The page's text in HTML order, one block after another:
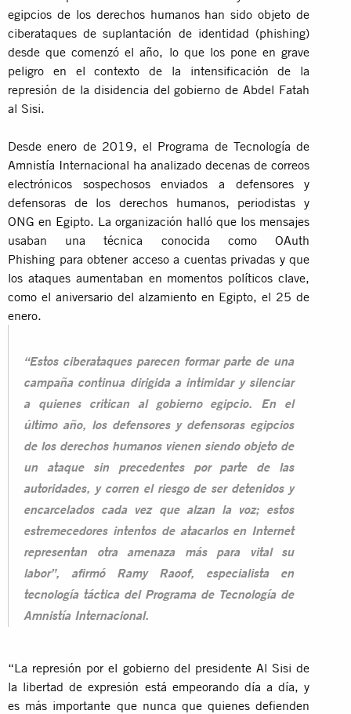
egipcios de los derechos humanos han sido objeto de
ciberataques de suplantación de identidad (phishing)
desde que comenzó el año, lo que los pone en grave
peligro en el contexto de la intensificación de la
represión de la disidencia del gobierno de Abdel Fatah
al Sisi.
Desde enero de 2019, el Programa de Tecnología de
Amnistía Internacional ha analizado decenas de correos
electrónicos sospechosos enviados a defensores y
defensoras de los derechos humanos, periodistas y
ONG en Egipto. La organización halló que los mensajes
usaban una técnica conocida como OAuth
Phishing para obtener acceso a cuentas privadas y que
los ataques aumentaban en momentos políticos clave,
como el aniversario del alzamiento en Egipto, el 25 de
enero.
“Estos ciberataques parecen formar parte de una
campaña continua dirigida a intimidar y silenciar
a quienes critican al gobierno egipcio. En el
último año, los defensores y defensoras egipcios
de los derechos humanos vienen siendo objeto de
un ataque sin precedentes por parte de las
autoridades, y corren el riesgo de ser detenidos y
encarcelados cada vez que alzan la voz; estos
estremecedores intentos de atacarlos en Internet
representan otra amenaza más para vital su
labor”, afirmó Ramy Raoof, especialista en
tecnología táctica del Programa de Tecnología de
Amnistía Internacional.
“La represión por el gobierno del presidente Al Sisi de
la libertad de expresión está empeorando día a día, y
es más importante que nunca que quienes defienden